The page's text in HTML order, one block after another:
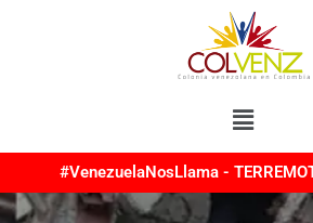
Menú
#VenezuelaNosLlama -